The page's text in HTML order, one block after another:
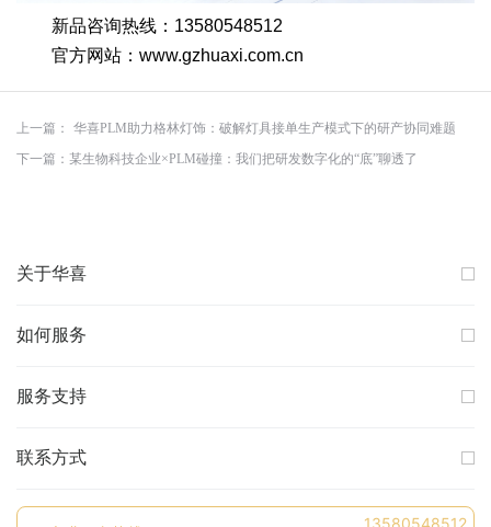
新品咨询热线：13580548512
官方网站： www.gzhuaxi.com.cn
上一篇：
华喜PLM助力格林灯饰：破解灯具接单生产模式下的研产协同难题
下一篇： 某生物科技企业×PLM碰撞：我们把研发数字化的“底”聊透了
关于华喜
如何服务
服务支持
联系方式
13580548512